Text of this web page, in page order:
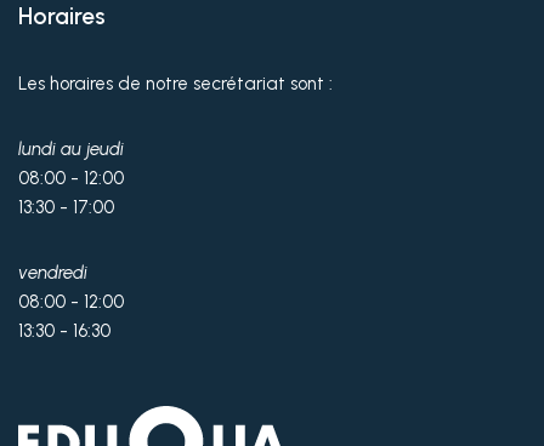
Horaires
Les horaires de notre secrétariat sont :
lundi au jeudi
08:00 - 12:00
13:30 - 17:00
vendredi
08:00 - 12:00
13:30 - 16:30